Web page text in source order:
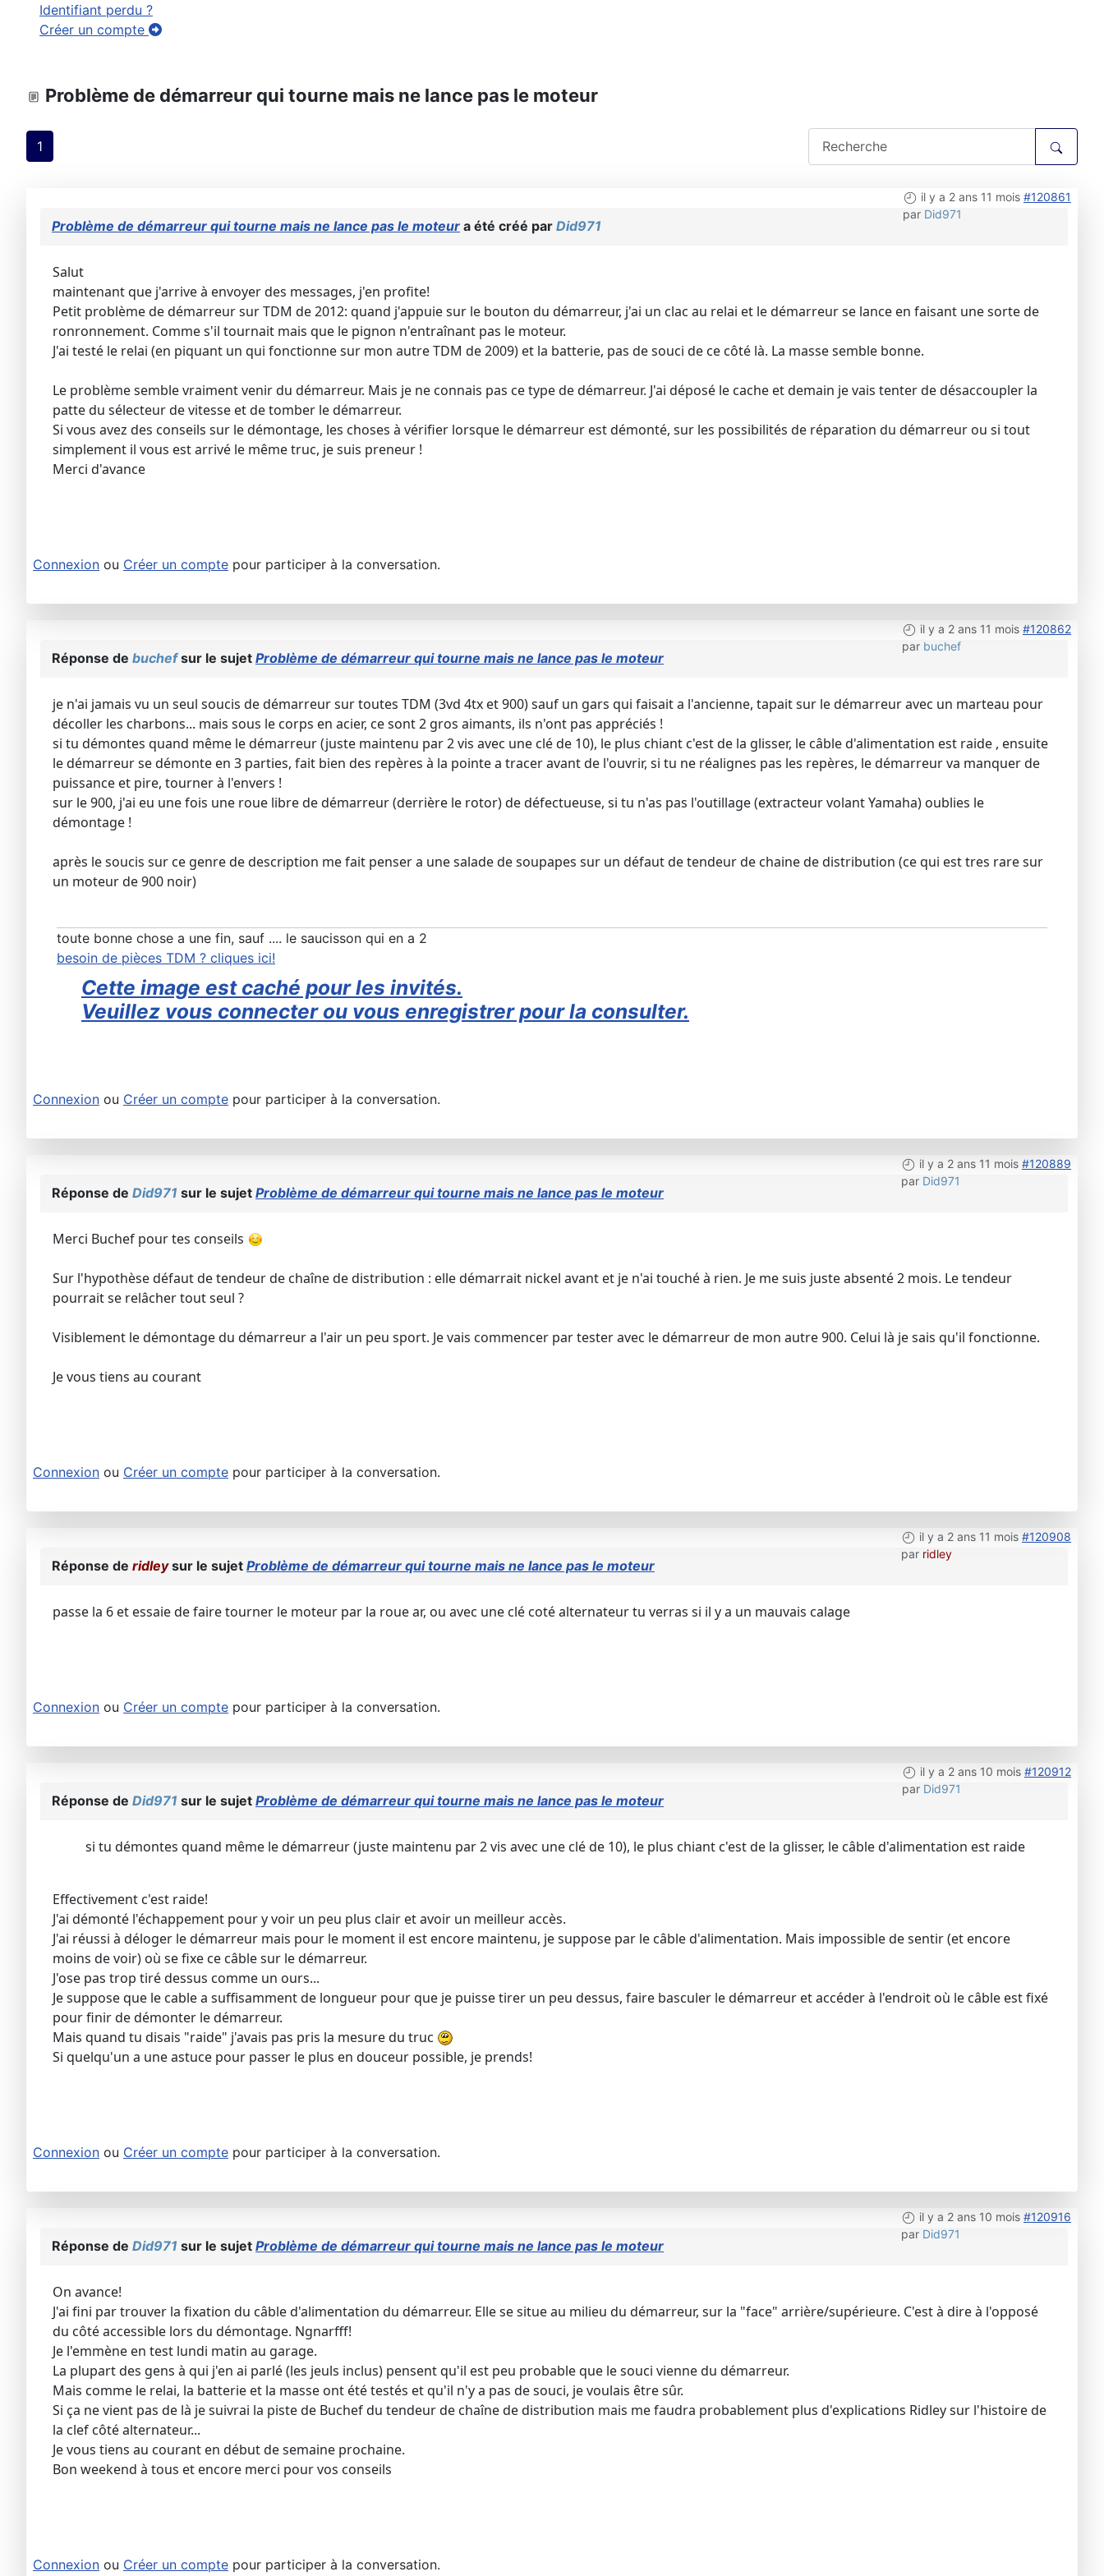
Identifiant perdu ?
Créer un compte
Problème de démarreur qui tourne mais ne lance pas le moteur
1
il y a 2 ans 11 mois #120861
par Did971
Problème de démarreur qui tourne mais ne lance pas le moteur a été créé par Did971
Salut
maintenant que j'arrive à envoyer des messages, j'en profite!
Petit problème de démarreur sur TDM de 2012: quand j'appuie sur le bouton du démarreur, j'ai un clac au relai et le démarreur se lance en faisant une sorte de
ronronnement. Comme s'il tournait mais que le pignon n'entraînant pas le moteur.
J'ai testé le relai (en piquant un qui fonctionne sur mon autre TDM de 2009) et la batterie, pas de souci de ce côté là. La masse semble bonne.
Le problème semble vraiment venir du démarreur. Mais je ne connais pas ce type de démarreur. J'ai déposé le cache et demain je vais tenter de désaccoupler la
patte du sélecteur de vitesse et de tomber le démarreur.
Si vous avez des conseils sur le démontage, les choses à vérifier lorsque le démarreur est démonté, sur les possibilités de réparation du démarreur ou si tout
simplement il vous est arrivé le même truc, je suis preneur !
Merci d'avance
Connexion ou Créer un compte pour participer à la conversation.
il y a 2 ans 11 mois #120862
par buchef
Réponse de buchefsur le sujet Problème de démarreur qui tourne mais ne lance pas le moteur
je n'ai jamais vu un seul soucis de démarreur sur toutes TDM (3vd 4tx et 900) sauf un gars qui faisait a l'ancienne, tapait sur le démarreur avec un marteau pour
décoller les charbons... mais sous le corps en acier, ce sont 2 gros aimants, ils n'ont pas appréciés !
si tu démontes quand même le démarreur (juste maintenu par 2 vis avec une clé de 10), le plus chiant c'est de la glisser, le câble d'alimentation est raide , ensuite
le démarreur se démonte en 3 parties, fait bien des repères à la pointe a tracer avant de l'ouvrir, si tu ne réalignes pas les repères, le démarreur va manquer de
puissance et pire, tourner à l'envers !
sur le 900, j'ai eu une fois une roue libre de démarreur (derrière le rotor) de défectueuse, si tu n'as pas l'outillage (extracteur volant Yamaha) oublies le
démontage !
après le soucis sur ce genre de description me fait penser a une salade de soupapes sur un défaut de tendeur de chaine de distribution (ce qui est tres rare sur
un moteur de 900 noir)
toute bonne chose a une fin, sauf .... le saucisson qui en a 2
besoin de pièces TDM ? cliques ici!
Cette image est caché pour les invités.
Veuillez vous connecter ou vous enregistrer pour la consulter.
Connexion ou Créer un compte pour participer à la conversation.
il y a 2 ans 11 mois #120889
par Did971
Réponse de Did971 sur le sujet Problème de démarreur qui tourne mais ne lance pas le moteur
Merci Buchef pour tes conseils
Sur l'hypothèse défaut de tendeur de chaîne de distribution : elle démarrait nickel avant et je n'ai touché à rien. Je me suis juste absenté 2 mois. Le tendeur
pourrait se relâcher tout seul ?
Visiblement le démontage du démarreur a l'air un peu sport. Je vais commencer par tester avec le démarreur de mon autre 900. Celui là je sais qu'il fonctionne.
Je vous tiens au courant
Connexion ou Créer un compte pour participer à la conversation.
il y a 2 ans 11 mois #120908
par ridley
Réponse de ridleysur le sujet Problème de démarreur qui tourne mais ne lance pas le moteur
passe la 6 et essaie de faire tourner le moteur par la roue ar, ou avec une clé coté alternateur tu verras si il y a un mauvais calage
Connexion ou Créer un compte pour participer à la conversation.
il y a 2 ans 10 mois #120912
par Did971
Réponse de Did971 sur le sujet Problème de démarreur qui tourne mais ne lance pas le moteur
si tu démontes quand même le démarreur (juste maintenu par 2 vis avec une clé de 10), le plus chiant c'est de la glisser, le câble d'alimentation est raide
Effectivement c'est raide!
J'ai démonté l'échappement pour y voir un peu plus clair et avoir un meilleur accès.
J'ai réussi à déloger le démarreur mais pour le moment il est encore maintenu, je suppose par le câble d'alimentation. Mais impossible de sentir (et encore
moins de voir) où se fixe ce câble sur le démarreur.
J'ose pas trop tiré dessus comme un ours...
Je suppose que le cable a suffisamment de longueur pour que je puisse tirer un peu dessus, faire basculer le démarreur et accéder à l'endroit où le câble est fixé
pour finir de démonter le démarreur.
Mais quand tu disais "raide" j'avais pas pris la mesure du truc
Si quelqu'un a une astuce pour passer le plus en douceur possible, je prends!
Connexion ou Créer un compte pour participer à la conversation.
il y a 2 ans 10 mois #120916
par Did971
Réponse de Did971 sur le sujet Problème de démarreur qui tourne mais ne lance pas le moteur
On avance!
J'ai fini par trouver la fixation du câble d'alimentation du démarreur. Elle se situe au milieu du démarreur, sur la "face" arrière/supérieure. C'est à dire à l'opposé
du côté accessible lors du démontage. Ngnarfff!
Je l'emmène en test lundi matin au garage.
La plupart des gens à qui j'en ai parlé (les jeuls inclus) pensent qu'il est peu probable que le souci vienne du démarreur.
Mais comme le relai, la batterie et la masse ont été testés et qu'il n'y a pas de souci, je voulais être sûr.
Si ça ne vient pas de là je suivrai la piste de Buchef du tendeur de chaîne de distribution mais me faudra probablement plus d'explications Ridley sur l'histoire de
la clef côté alternateur...
Je vous tiens au courant en début de semaine prochaine.
Bon weekend à tous et encore merci pour vos conseils
Connexion ou Créer un compte pour participer à la conversation.